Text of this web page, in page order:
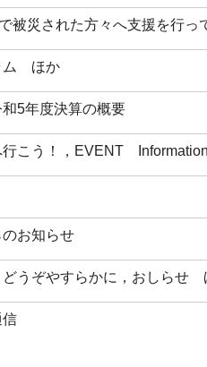
被災された方々へ支援を行っ
ム ほか
5年度決算の概要
行こう！，EVENT
お知らせ
どうぞやすらかに，おしらせ
信